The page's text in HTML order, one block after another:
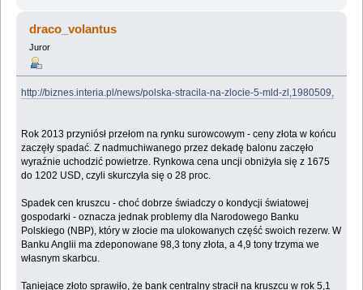
draco_volantus
Juror
http://biznes.interia.pl/news/polska-stracila-na-zlocie-5-mld-zl,1980509,
Rok 2013 przyniósł przełom na rynku surowcowym - ceny złota w końcu
zaczęły spadać. Z nadmuchiwanego przez dekadę balonu zaczęło
wyraźnie uchodzić powietrze. Rynkowa cena uncji obniżyła się z 1675
do 1202 USD, czyli skurczyła się o 28 proc.
Spadek cen kruszcu - choć dobrze świadczy o kondycji światowej
gospodarki - oznacza jednak problemy dla Narodowego Banku
Polskiego (NBP), który w złocie ma ulokowanych część swoich rezerw. W
Banku Anglii ma zdeponowane 98,3 tony złota, a 4,9 tony trzyma we
własnym skarbcu.
Taniejące złoto sprawiło, że bank centralny stracił na kruszcu w rok 5,1